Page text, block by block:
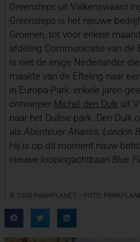
Greenstepsuit Valkenswaard
Greenstepsis het nieuwe
Groenen, tot voor enkele
afdeling Communicatie van de
is niet de enige Nederlander
maakte van de Efteling naar
in Europa-Park: enkele jaren
ontwerper Michel den Dulkuit
naar het Duitse park. Den Dulk
als Abenteuer Atlantis, London
Hij is op dit moment nauw
nieuwe loopingachtbaan Blue
© 2009 PARKPLANET – FOTO: